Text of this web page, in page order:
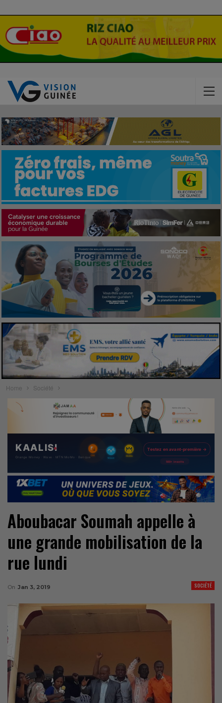
Home Société
Aboubacar Soumah appelle à
une grande mobilisation de la
rue lundi
SOCIÉTÉ
On Jan 3, 2019